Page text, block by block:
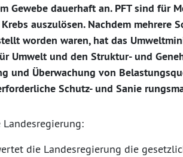
Gewebe dauerhaft an. PFT sind für
auszulösen. Nachdem mehrere
worden waren, hat das
Umwelt und den Struktur- und
und Überwachung von
Schutz- und Sanie
die Landesregierung die